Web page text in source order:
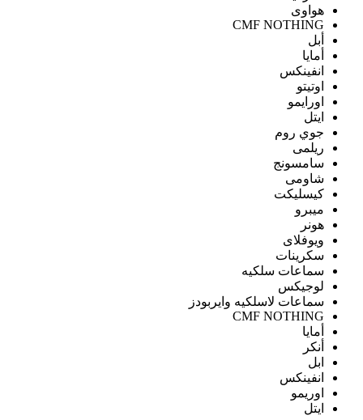
هواوى
CMF NOTHING
أبل
أمايا
انفينكس
اوتيتو
اورايمو
ايتل
جوي روم
ريلمى
سامسونج
شاومى
كيسليكت
ميبرو
هونر
ويوفلاى
سكرينات
سماعات سلكيه
لوجيكس
سماعات لاسلكيه وايربودز
CMF NOTHING
أمايا
أنكر
ابل
انفينكس
اوريمو
ايتل